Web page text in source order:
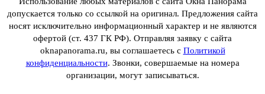
допускается только со ссылкой на оригинал. Предложения сайта
носят исключительно информационный характер и не являются
офертой (ст. 437 ГК РФ). Отправляя заявку с сайта
oknapanorama.ru, вы соглашаетесь с Политикой
конфиденциальности. Звонки, совершаемые на номера
организации, могут записываться.